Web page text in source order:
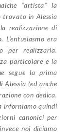
“artista” la
trovato in Alessia
realizzazione di
L’entusiasmo era
per realizzarla.
particolare e la
segue la prima
Alessia (ed anche
con dedica.
inforniamo quindi
canonici per
noi diciamo